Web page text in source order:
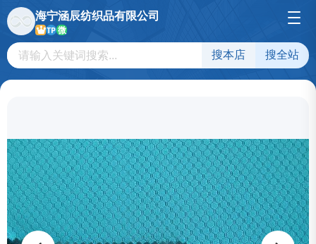
海宁涵辰纺织品有限公司
TP微
搜本店 搜全站